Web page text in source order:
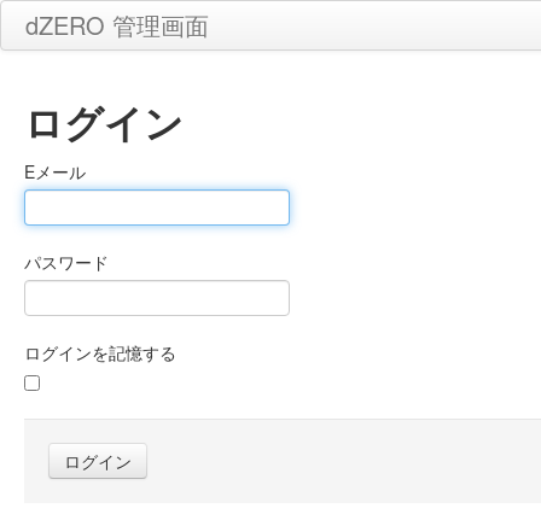
dZERO 管理画面
ログイン
Eメール
パスワード
ログインを記憶する